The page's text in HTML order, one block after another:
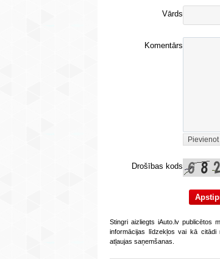
Vārds
Komentārs
Drošības kods
Stingri aizliegts iAuto.lv publicētos
informācijas līdzekļos vai kā citādi
atļaujas saņemšanas.